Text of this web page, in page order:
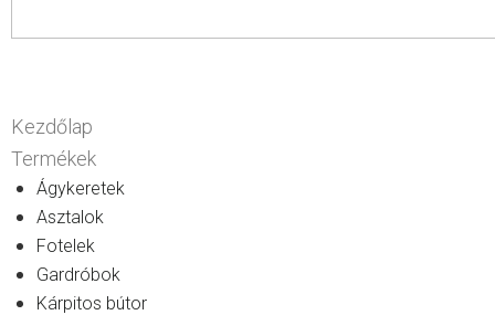
Kezdőlap
Termékek
Ágykeretek
Asztalok
Fotelek
Gardróbok
Kárpitos bútor